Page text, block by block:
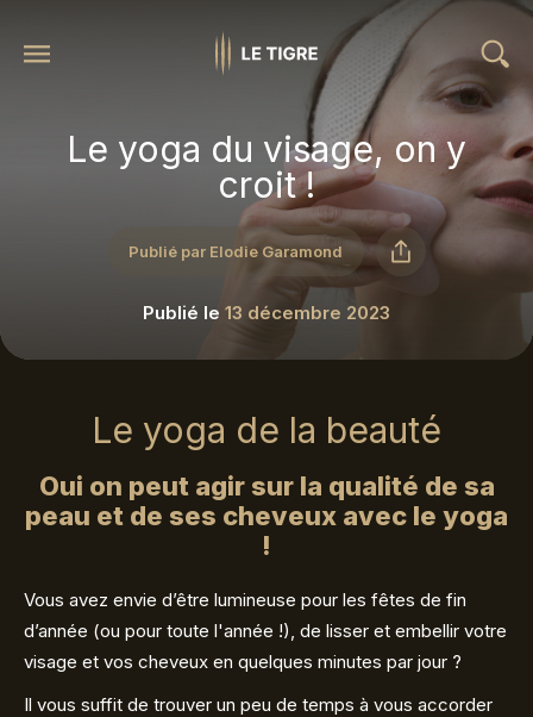
Le yoga du visage, on y
croit !
Publié par Elodie Garamond
Publié le 13 décembre 2023
Le yoga de la beauté
Oui on peut agir sur la qualité de sa
peau et de ses cheveux avec le yoga
!
Vous avez envie d’être lumineuse pour les fêtes de fin
d’année (ou pour toute l'année !), de lisser et embellir votre
visage et vos cheveux en quelques minutes par jour ?
Il vous suffit de trouver un peu de temps à vous accorder